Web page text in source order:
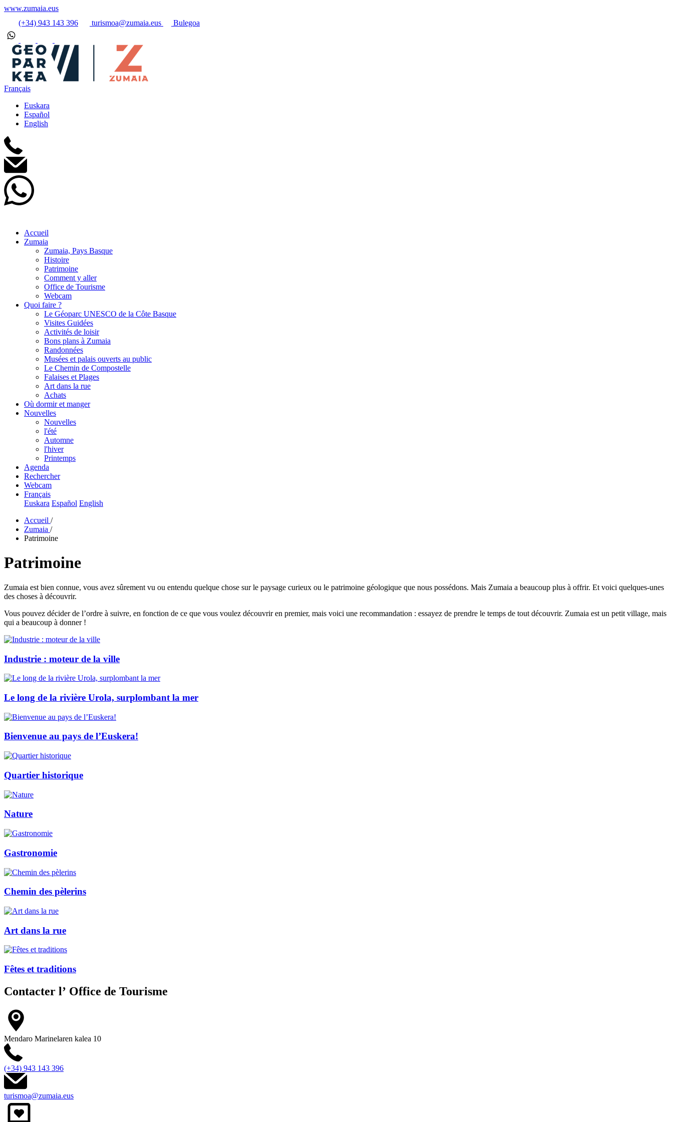
www.zumaia.eus
(+34) 943 143 396
turismoa@zumaia.eus Bulegoa
Français
Euskara
Español
English
Accueil
Zumaia
Zumaia, Pays Basque
Histoire
Patrimoine
Comment y aller
Office de Tourisme
Webcam
Quoi faire ?
Le Géoparc UNESCO de la Côte Basque
Visites Guidées
Activités de loisir
Bons plans à Zumaia
Randonnées
Musées et palais ouverts au public
Le Chemin de Compostelle
Falaises et Plages
Art dans la rue
Achats
Où dormir et manger
Nouvelles
Nouvelles
l'été
Automne
l'hiver
Printemps
Agenda
Rechercher
Webcam
Français
Euskara Español English
Accueil /
Zumaia /
Patrimoine
Patrimoine
Zumaia est bien connue, vous avez sûrement vu ou entendu quelque chose sur le paysage curieux ou le patrimoine géologique que nous possédons. Mais Zumaia a beaucoup plus à offrir. Et voici quelques-unes
des choses à découvrir.
Vous pouvez décider de l’ordre à suivre, en fonction de ce que vous voulez découvrir en premier, mais voici une recommandation : essayez de prendre le temps de tout découvrir. Zumaia est un petit village, mais
qui a beaucoup à donner !
Industrie : moteur de la ville
Le long de la rivière Urola, surplombant la mer
Bienvenue au pays de l’Euskera!
Quartier historique
Nature
Gastronomie
Chemin des pèlerins
Art dans la rue
Fêtes et traditions
Contacter l’ Office de Tourisme
Mendaro Marinelaren kalea 10
(+34) 943 143 396
turismoa@zumaia.eus